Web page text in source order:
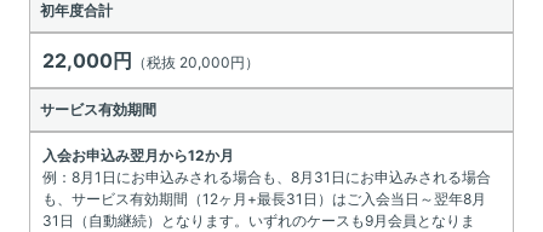
初年度合計
22,000円 （税抜 20,000円）
サービス有効期間
入会お申込み翌月から12か月
例：8月1日にお申込みされる場合も、8月31日にお申込みされる場合
も、サービス有効期間（12ヶ月+最長31日）はご入会当日～翌年8月
31日（自動継続）となります。いずれのケースも9月会員となりま